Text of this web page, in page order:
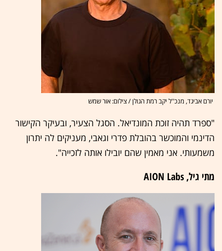
יורם אביגד, מנכ''ל יקב רמת הגולן / צילום: אור שמש
"ספרד תהיה זוכת המונדיאל. הסגל הצעיר, ובעיקר הקישור
הדינמי והמוכשר בהובלת פדרי וגאבי, מעניקים לה יתרון
משמעותי. אני מאמין שהם יובילו אותה לזכייה".
מתי גיל, AION Labs